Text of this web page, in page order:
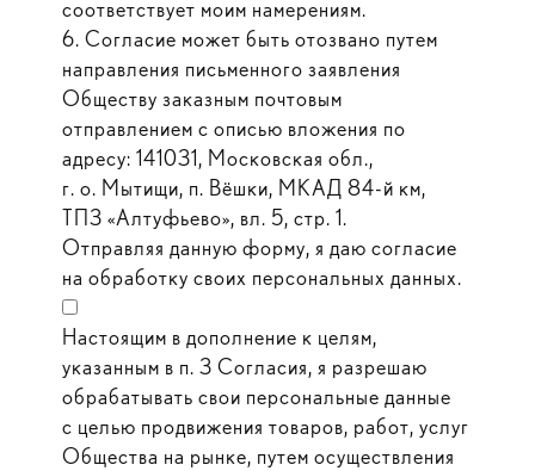
соответствует моим намерениям.
6. Согласие может быть отозвано путем
направления письменного заявления
Обществу заказным почтовым
отправлением с описью вложения по
адресу: 141031, Московская обл.,
г. о. Мытищи, п. Вёшки, МКАД 84-й км,
ТПЗ «Алтуфьево», вл. 5, стр. 1.
Отправляя данную форму, я даю согласие
на обработку своих персональных данных.
Настоящим в дополнение к целям,
указанным в п. 3 Согласия, я разрешаю
обрабатывать свои персональные данные
с целью продвижения товаров, работ, услуг
Общества на рынке, путем осуществления